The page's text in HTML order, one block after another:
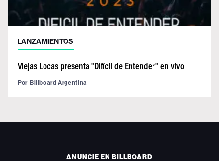
LANZAMIENTOS
Viejas Locas presenta "Difícil de Entender" en vivo
Por Billboard Argentina
ANUNCIE EN BILLBOARD